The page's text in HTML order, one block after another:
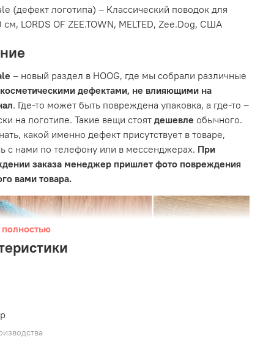
(дефект логотипа) – Классический поводок для
см, LORDS OF ZEE.TOWN, MELTED, Zee.Dog, США
– новый раздел в HOOG, где мы собрали различные
дефектами, не влияющими на
. Где-то может быть повреждена упаковка, а где-то –
на логотипе. Такие вещи стоятдешевле обычного.
какой именно дефект присутствует в товаре,
с нами по телефону или в мессенджерах. При
заказа менеджер пришлет фото повреждения
вами товара.
полностью